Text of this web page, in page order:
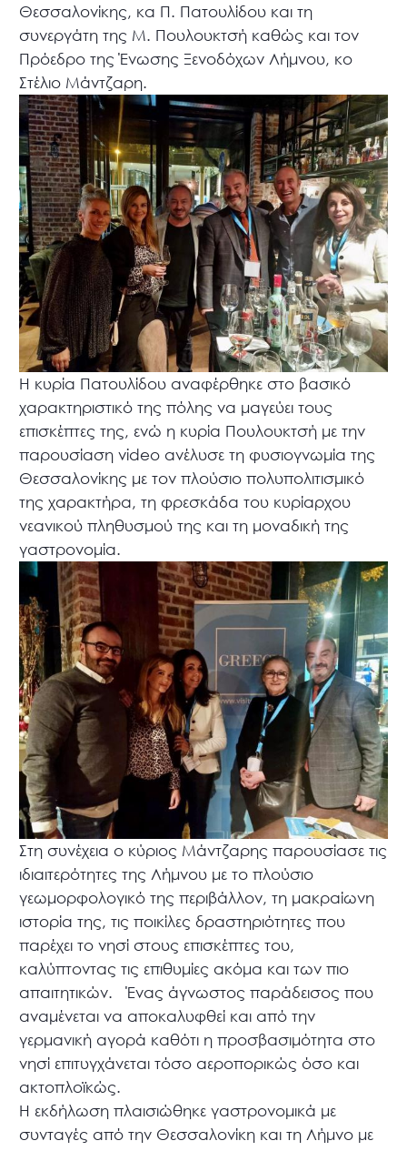
Θεσσαλονίκης, κα Π. Πατουλίδου και τη
συνεργάτη της Μ. Πουλουκτσή καθώς και τον
Πρόεδρο της Ένωσης Ξενοδόχων Λήμνου, κο
Στέλιο Μάντζαρη.
Η κυρία Πατουλίδου αναφέρθηκε στο βασικό
χαρακτηριστικό της πόλης να μαγεύει τους
επισκέπτες της, ενώ η κυρία Πουλουκτσή με την
παρουσίαση video ανέλυσε τη φυσιογνωμία της
Θεσσαλονίκης με τον πλούσιο πολυπολιτισμικό
της χαρακτήρα, τη φρεσκάδα του κυρίαρχου
νεανικού πληθυσμού της και τη μοναδική της
γαστρονομία.
Στη συνέχεια ο κύριος Μάντζαρης παρουσίασε τις
ιδιαιτερότητες της Λήμνου με το πλούσιο
γεωμορφολογικό της περιβάλλον, τη μακραίωνη
ιστορία της, τις ποικίλες δραστηριότητες που
παρέχει το νησί στους επισκέπτες του,
καλύπτοντας τις επιθυμίες ακόμα και των πιο
απαιτητικών. Ένας άγνωστος παράδεισος που
αναμένεται να αποκαλυφθεί και από την
γερμανική αγορά καθότι η προσβασιμότητα στο
νησί επιτυγχάνεται τόσο αεροπορικώς όσο και
ακτοπλοϊκώς.
Η εκδήλωση πλαισιώθηκε γαστρονομικά με
συνταγές από την Θεσσαλονίκη και τη Λήμνο με